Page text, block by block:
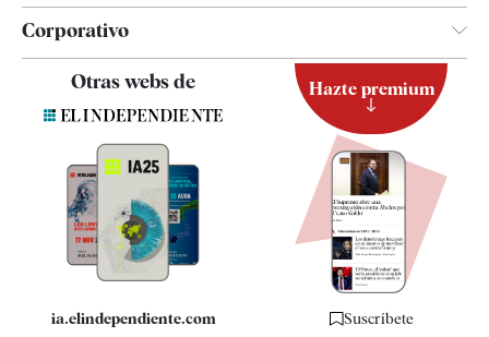
Corporativo
Quiénes somos
Especificaciones
Otras webs de
ia.elindependiente.com
Hazte premium
Suscríbete